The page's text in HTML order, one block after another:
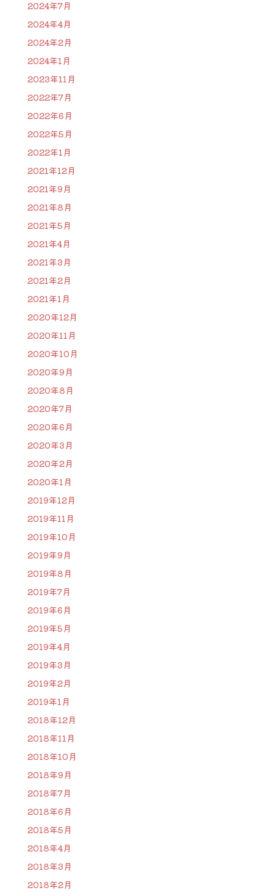
2024年7月
2024年4月
2024年2月
2024年1月
2023年11月
2022年7月
2022年6月
2022年5月
2022年1月
2021年12月
2021年9月
2021年8月
2021年5月
2021年4月
2021年3月
2021年2月
2021年1月
2020年12月
2020年11月
2020年10月
2020年9月
2020年8月
2020年7月
2020年6月
2020年3月
2020年2月
2020年1月
2019年12月
2019年11月
2019年10月
2019年9月
2019年8月
2019年7月
2019年6月
2019年5月
2019年4月
2019年3月
2019年2月
2019年1月
2018年12月
2018年11月
2018年10月
2018年9月
2018年7月
2018年6月
2018年5月
2018年4月
2018年3月
2018年2月